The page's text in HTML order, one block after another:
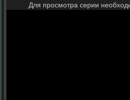
Для просмотра серии